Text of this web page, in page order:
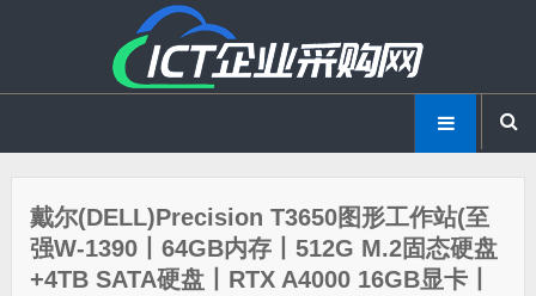
戴尔(DELL)Precision T3650图形工作站(至
强W-1390丨64GB内存丨512G M.2固态硬盘
+4TB SATA硬盘丨RTX A4000 16GB显卡丨